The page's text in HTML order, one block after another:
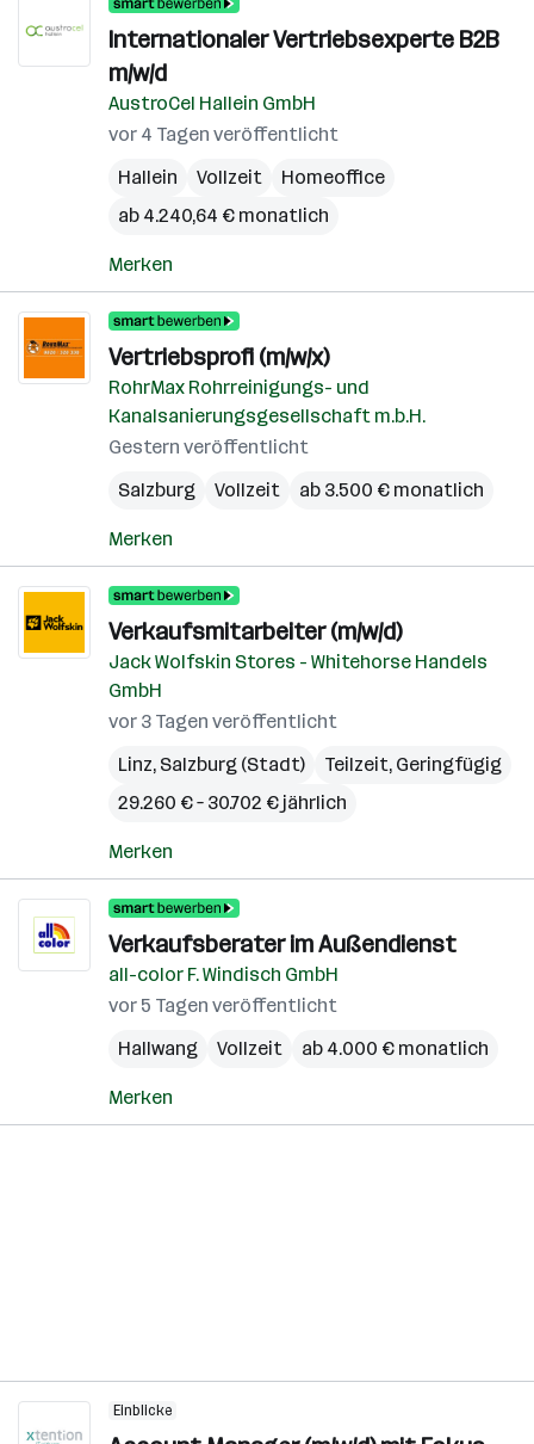
Internationaler Vertriebsexperte B2B
m/w/d
AustroCel Hallein GmbH
vor 4 Tagen veröffentlicht
Hallein
Vollzeit
Homeoffice
ab 4.240,64 € monatlich
Merken
Vertriebsprofi (m/w/x)
RohrMax Rohrreinigungs- und
Kanalsanierungsgesellschaft m.b.H.
Gestern veröffentlicht
Salzburg
Vollzeit ab 3.500 € monatlich
Merken
Verkaufsmitarbeiter (m/w/d)
Jack Wolfskin Stores - Whitehorse Handels
GmbH
vor 3 Tagen veröffentlicht
Linz, Salzburg (Stadt)
Teilzeit, Geringfügig
29.260 € – 30.702 € jährlich
Merken
Verkaufsberater im Außendienst
all-color F. Windisch GmbH
vor 5 Tagen veröffentlicht
Hallwang
Vollzeit ab 4.000 € monatlich
Merken
Einblicke